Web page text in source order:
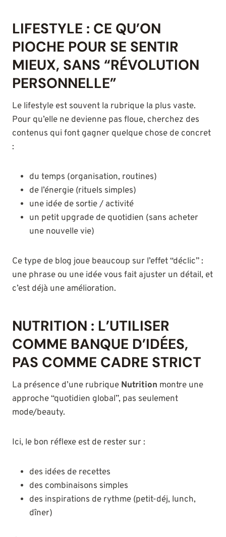
LIFESTYLE : CE QU’ON
PIOCHE POUR SE SENTIR
MIEUX, SANS “RÉVOLUTION
PERSONNELLE”
Le lifestyle est souvent la rubrique la plus vaste.
Pour qu’elle ne devienne pas floue, cherchez des
contenus qui font gagner quelque chose de concret
:
du temps (organisation, routines)
de l’énergie (rituels simples)
une idée de sortie / activité
un petit upgrade de quotidien (sans acheter
une nouvelle vie)
Ce type de blog joue beaucoup sur l’effet “déclic” :
une phrase ou une idée vous fait ajuster un détail, et
c’est déjà une amélioration.
NUTRITION : L’UTILISER
COMME BANQUE D’IDÉES,
PAS COMME CADRE STRICT
La présence d’une rubrique Nutrition montre une
approche “quotidien global”, pas seulement
mode/beauty.
Ici, le bon réflexe est de rester sur :
des idées de recettes
des combinaisons simples
des inspirations de rythme (petit-déj, lunch,
dîner)